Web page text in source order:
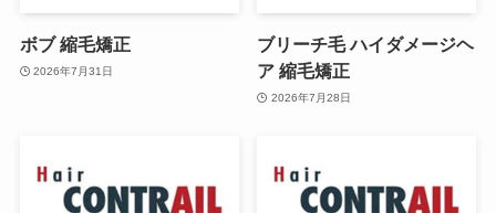
ボブ 縮毛矯正
2026年7月31日
ブリーチ毛 ハイダメージヘ
ア 縮毛矯正
2026年7月28日